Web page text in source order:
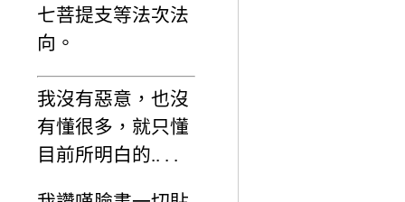
七菩提支等法次法
向。
我沒有惡意，也沒
有懂很多，就只懂
目前所明白的.. . .